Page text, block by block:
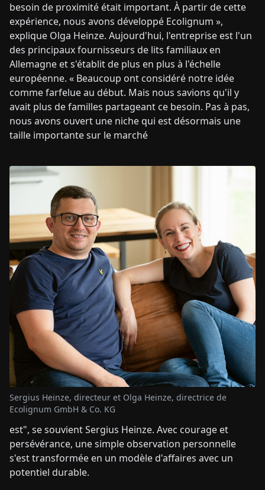
besoin de proximité était important. À partir de cette
expérience, nous avons développé Ecolignum »,
explique Olga Heinze. Aujourd'hui, l'entreprise est l'un
des principaux fournisseurs de lits familiaux en
Allemagne et s'établit de plus en plus à l'échelle
européenne. « Beaucoup ont considéré notre idée
comme farfelue au début. Mais nous savions qu'il y
avait plus de familles partageant ce besoin. Pas à pas,
nous avons ouvert une niche qui est désormais une
taille importante sur le marché
Sergius Heinze, directeur et Olga Heinze, directrice de
Ecolignum GmbH & Co. KG
est", se souvient Sergius Heinze. Avec courage et
persévérance, une simple observation personnelle
s'est transformée en un modèle d'affaires avec un
potentiel durable.